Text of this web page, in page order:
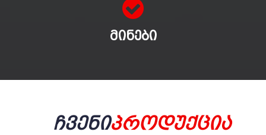
ᲛᲘᲜᲔᲑᲘ
ᲩვენიᲞროდუქცია